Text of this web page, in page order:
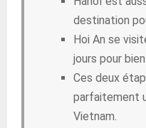
destination
Hoi An se
jours pour
Ces deux
parfaitement
Vietnam.